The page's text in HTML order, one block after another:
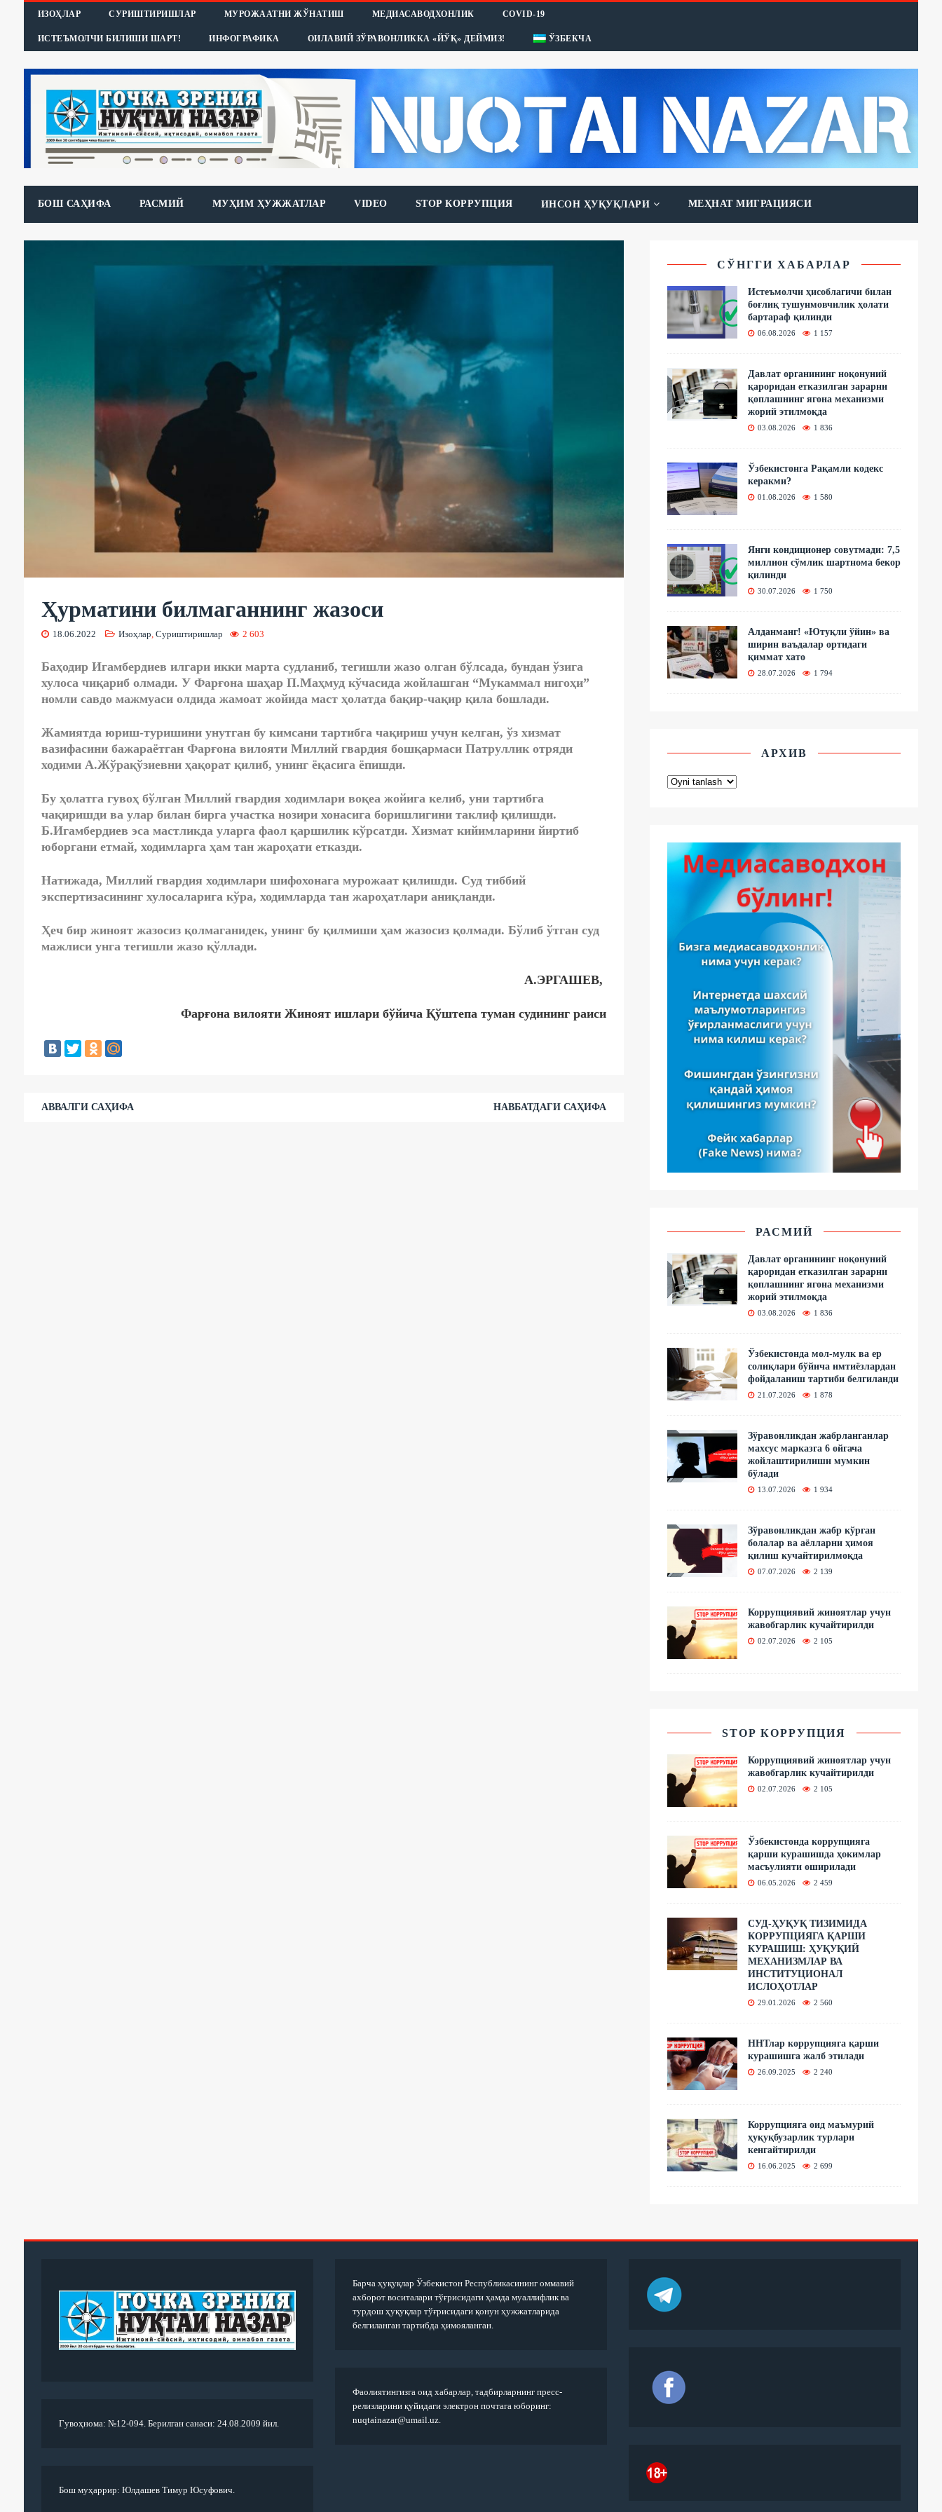
ИЗОҲЛАР СУРИШТИРИШЛАР МУРОЖААТНИ ЖЎНАТИШ МЕДИАСАВОДХОНЛИК COVID-19
ИСТЕЪМОЛЧИ БИЛИШИ ШАРТ! ИНФОГРАФИКА ОИЛАВИЙ ЗЎРАВОНЛИККА «ЙЎҚ» ДЕЙМИЗ! ЎЗБЕКЧА
БОШ САҲИФА РАСМИЙ МУҲИМ ҲУЖЖАТЛАР VIDEO STOP КОРРУПЦИЯ ИНСОН ҲУҚУҚЛАРИ МЕҲНАТ МИГРАЦИЯСИ
Ҳурматини билмаганнинг жазоси
18.06.2022 Изоҳлар, Суриштиришлар 2 603
Баҳодир Игамбердиев илгари икки марта судланиб, тегишли жазо олган бўлсада, бундан ўзига
хулоса чиқариб олмади. У Фарғона шаҳар П.Маҳмуд кўчасида жойлашган “Мукаммал нигоҳи”
номли савдо мажмуаси олдида жамоат жойида маст ҳолатда бақир-чақир қила бошлади.
Жамиятда юриш-туришини унутган бу кимсани тартибга чақириш учун келган, ўз хизмат
вазифасини бажараётган Фарғона вилояти Миллий гвардия бошқармаси Патруллик отряди
ходими А.Жўрақўзиевни ҳақорат қилиб, унинг ёқасига ёпишди.
Бу ҳолатга гувоҳ бўлган Миллий гвардия ходимлари воқеа жойига келиб, уни тартибга
чақиришди ва улар билан бирга участка нозири хонасига боришлигини таклиф қилишди.
Б.Игамбердиев эса мастликда уларга фаол қаршилик кўрсатди. Хизмат кийимларини йиртиб
юборгани етмай, ходимларга ҳам тан жароҳати етказди.
Натижада, Миллий гвардия ходимлари шифохонага мурожаат қилишди. Суд тиббий
экспертизасининг хулосаларига кўра, ходимларда тан жароҳатлари аниқланди.
Ҳеч бир жиноят жазосиз қолмаганидек, унинг бу қилмиши ҳам жазосиз қолмади. Бўлиб ўтган суд
мажлиси унга тегишли жазо қўллади.
А.ЭРГАШЕВ,
Фарғона вилояти Жиноят ишлари бўйича Қўштепа туман судининг раиси
АВВАЛГИ САҲИФА НАВБАТДАГИ САҲИФА
СЎНГГИ ХАБАРЛАР
Истеъмолчи ҳисоблагичи билан
боғлиқ тушунмовчилик ҳолати
бартараф қилинди
06.08.2026 1 157
Давлат органининг ноқонуний
қароридан етказилган зарарни
қоплашнинг ягона механизми
жорий этилмоқда
03.08.2026 1 836
Ўзбекистонга Рақамли кодекс
керакми?
01.08.2026 1 580
Янги кондиционер совутмади: 7,5
миллион сўмлик шартнома бекор
қилинди
30.07.2026 1 750
Алданманг! «Ютуқли ўйин» ва
ширин ваъдалар ортидаги
қиммат хато
28.07.2026 1 794
АРХИВ
РАСМИЙ
Давлат органининг ноқонуний
қароридан етказилган зарарни
қоплашнинг ягона механизми
жорий этилмоқда
03.08.2026 1 836
Ўзбекистонда мол-мулк ва ер
солиқлари бўйича имтиёзлардан
фойдаланиш тартиби белгиланди
21.07.2026 1 878
Зўравонликдан жабрланганлар
махсус марказга 6 ойгача
жойлаштирилиши мумкин
бўлади
13.07.2026 1 934
Зўравонликдан жабр кўрган
болалар ва аёлларни ҳимоя
қилиш кучайтирилмоқда
07.07.2026 2 139
Коррупциявий жиноятлар учун
жавобгарлик кучайтирилди
02.07.2026 2 105
STOP КОРРУПЦИЯ
Коррупциявий жиноятлар учун
жавобгарлик кучайтирилди
02.07.2026 2 105
Ўзбекистонда коррупцияга
қарши курашишда ҳокимлар
масъулияти оширилади
06.05.2026 2 459
СУД-ҲУҚУҚ ТИЗИМИДА
КОРРУПЦИЯГА ҚАРШИ
КУРАШИШ: ҲУҚУҚИЙ
МЕХАНИЗМЛАР ВА
ИНСТИТУЦИОНАЛ
ИСЛОҲОТЛАР
29.01.2026 2 560
ННТлар коррупцияга қарши
курашишга жалб этилади
26.09.2025 2 240
Коррупцияга оид маъмурий
ҳуқуқбузарлик турлари
кенгайтирилди
16.06.2025 2 699
Гувоҳнома: №12-094. Берилган санаси: 24.08.2009 йил.
Бош муҳаррир: Юлдашев Тимур Юсуфович.
Барча ҳуқуқлар Ўзбекистон Республикасининг оммавий
ахборот воситалари тўғрисидаги ҳамда муаллифлик ва
турдош ҳуқуқлар тўғрисидаги қонун ҳужжатларида
белгиланган тартибда ҳимояланган.
Фаолиятингизга оид хабарлар, тадбирларнинг пресс-
релизларини қуйидаги электрон почтага юборинг:
nuqtainazar@umail.uz.